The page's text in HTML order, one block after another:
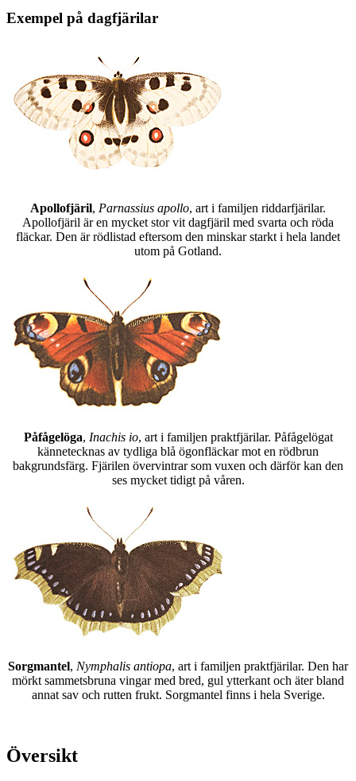
Exempel på dagfjärilar
Apollofjäril, Parnassius apollo, art i familjen riddarfjärilar.
Apollofjäril är en mycket stor vit dagfjäril med svarta och röda
fläckar. Den är rödlistad eftersom den minskar starkt i hela landet
utom på Gotland.
Påfågelöga, Inachis io, art i familjen praktfjärilar. Påfågelögat
kännetecknas av tydliga blå ögonfläckar mot en rödbrun
bakgrundsfärg. Fjärilen övervintrar som vuxen och därför kan den
ses mycket tidigt på våren.
Sorgmantel, Nymphalis antiopa, art i familjen praktfjärilar. Den har
mörkt sammetsbruna vingar med bred, gul ytterkant och äter bland
annat sav och rutten frukt. Sorgmantel finns i hela Sverige.
Översikt